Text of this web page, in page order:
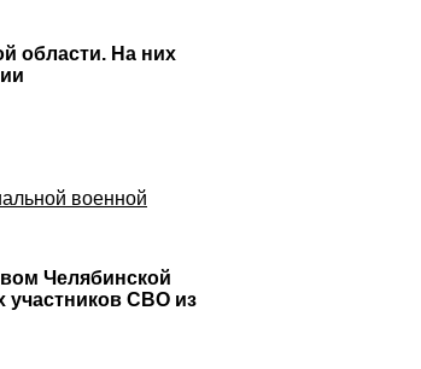
области. На них
военной
Челябинской
участников СВО из